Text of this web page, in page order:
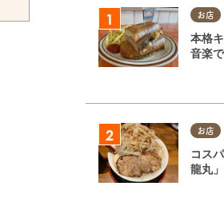
お店
本格
音楽
東海
お店
コス
龍丸
系ラ